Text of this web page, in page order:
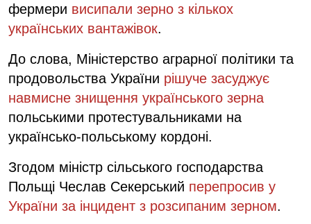
фермери висипали зерно з кількох
українських вантажівок.
До слова, Міністерство аграрної політики та
продовольства України рішуче засуджує
навмисне знищення українського зерна
польськими протестувальниками на
українсько-польському кордоні.
Згодом міністр сільського господарства
Польщі Чеслав Секерський перепросив у
України за інцидент з розсипаним зерном.